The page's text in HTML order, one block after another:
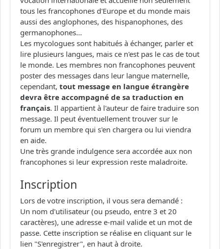
tous les francophones d'Europe et du monde mais
aussi des anglophones, des hispanophones, des
germanophones...
Les mycologues sont habitués à échanger, parler et
lire plusieurs langues, mais ce n'est pas le cas de tout
le monde. Les membres non francophones peuvent
poster des messages dans leur langue maternelle,
cependant, tout message en langue étrangère
devra être accompagné de sa traduction en
français. Il appartient à l'auteur de faire traduire son
message. Il peut éventuellement trouver sur le
forum un membre qui s'en chargera ou lui viendra
en aide.
Une très grande indulgence sera accordée aux non
francophones si leur expression reste maladroite.
Inscription
Lors de votre inscription, il vous sera demandé :
Un nom d'utilisateur (ou pseudo, entre 3 et 20
caractères), une adresse e-mail valide et un mot de
passe. Cette inscription se réalise en cliquant sur le
lien "S'enregistrer", en haut à droite.